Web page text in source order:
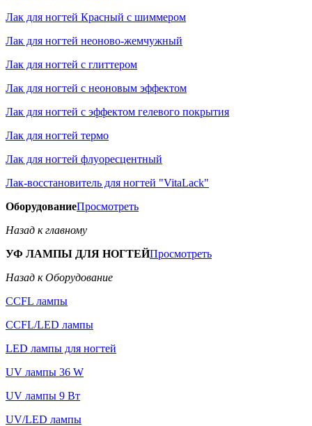
Лак для ногтей Красный с шиммером
Лак для ногтей неоново-жемчужный
Лак для ногтей с глиттером
Лак для ногтей с неоновым эффектом
Лак для ногтей с эффектом гелевого покрытия
Лак для ногтей термо
Лак для ногтей флуоресцентный
Лак-восстановитель для ногтей "VitaLack"
ОборудованиеПросмотреть
Назад к главному
УФ ЛАМПЫ ДЛЯ НОГТЕЙПросмотреть
Назад к Оборудование
CCFL лампы
CCFL/LED лампы
LED лампы для ногтей
UV лампы 36 W
UV лампы 9 Вт
UV/LED лампы